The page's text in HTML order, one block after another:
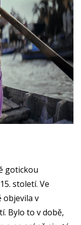
gotickou
století. Ve
objevila v
Bylo to v době,